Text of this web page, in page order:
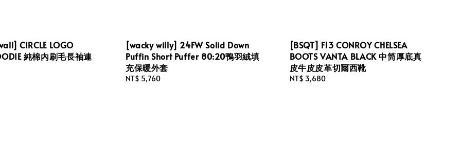
CIRCLE LOGO
純棉內刷毛長袖連
[wacky willy] 24FW Solid Down
Puffin Short Puffer 80:20鴨羽絨填
充保暖外套
Regular
NT$ 5,760
[BSQT] F13 CONROY CHELSEA
BOOTS VANTA BLACK 中筒厚底真
皮牛皮皮革切爾西靴
Regular
NT$ 3,680